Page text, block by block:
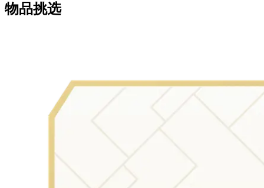
物品挑选